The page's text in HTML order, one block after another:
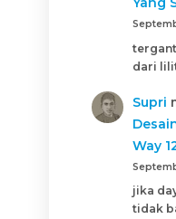
dari
Supri
Way
jika
tidak